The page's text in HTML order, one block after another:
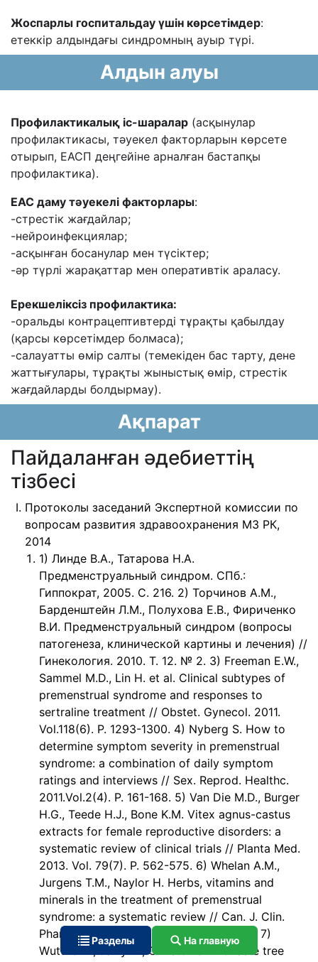
Жоспарлы госпитальдау үшін көрсетімдер:
етеккір алдындағы синдромның ауыр түрі.
Алдын алуы
Профилактикалық іс-шаралар (асқынулар
профилактикасы, тәуекел факторларын көрсете
отырып, ЕАСП деңгейіне арналған бастапқы
профилактика).
ЕАС даму тәуекелі факторлары:
-стрестік жағдайлар;
-нейроинфекциялар;
-асқынған босанулар мен түсіктер;
-әр түрлі жарақаттар мен оперативтік араласу.
Ерекшеліксіз профилактика:
-оральды контрацептивтерді тұрақты қабылдау
(қарсы көрсетімдер болмаса);
-салауатты өмір салты (темекіден бас тарту, дене
жаттығулары, тұрақты жыныстық өмір, стрестік
жағдайларды болдырмау).
Ақпарат
Пайдаланған әдебиеттің
тізбесі
Протоколы заседаний Экспертной комиссии по
вопросам развития здравоохранения МЗ РК,
2014
1) Линде В.А., Татарова Н.А.
Предменструальный синдром. СПб.:
Гиппократ, 2005. С. 216. 2) Торчинов А.М.,
Барденштейн Л.М., Полухова Е.В., Фириченко
В.И. Предменструальный синдром (вопросы
патогенеза, клинической картины и лечения) //
Гинекология. 2010. Т. 12. № 2. 3) Freeman E.W.,
Sammel M.D., Lin H. et al. Clinical subtypes of
premenstrual syndrome and responses to
sertraline treatment // Obstet. Gynecol. 2011.
Vol.118(6). P. 1293-1300. 4) Nyberg S. How to
determine symptom severity in premenstrual
syndrome: a combination of daily symptom
ratings and interviews // Sex. Reprod. Healthc.
2011.Vol.2(4). P. 161-168. 5) Van Die M.D., Burger
H.G., Teede H.J., Bone K.M. Vitex agnus-castus
extracts for female reproductive disorders: a
systematic review of clinical trials // Planta Med.
2013. Vol. 79(7). P. 562-575. 6) Whelan A.M.,
Jurgens T.M., Naylor H. Herbs, vitamins and
minerals in the treatment of premenstrual
syndrome: a systematic review // Can. J. Clin.
Pharmacol. 2009. Vol. 16(3). P. 407-429. 7)
Wuttke W., Jarry H., Christoffel V. Chaste tree
Разделы На главную